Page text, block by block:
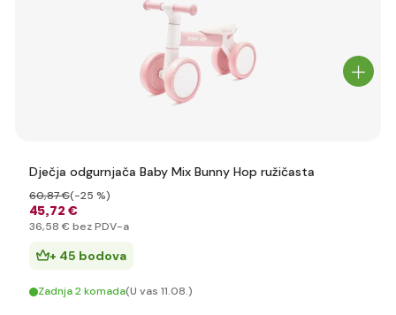
Dječja odgurnjača Baby Mix Bunny Hop ružičasta
45,72 €
60,87 €(-25 %)
36,58 € bez PDV-a
+ 45 bodova
Zadnja 2 komada(U vas 11.08.)